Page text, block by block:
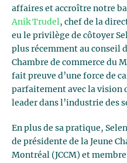
affaires et accroître notre
Anik Trudel, chef de la
eu le privilège de côtoyer
plus récemment au conseil
Chambre de commerce du
fait preuve d’une force de
parfaitement avec la vision
leader dans l’industrie des
En plus de sa pratique,
de présidente de la Jeune
Montréal (JCCM) et